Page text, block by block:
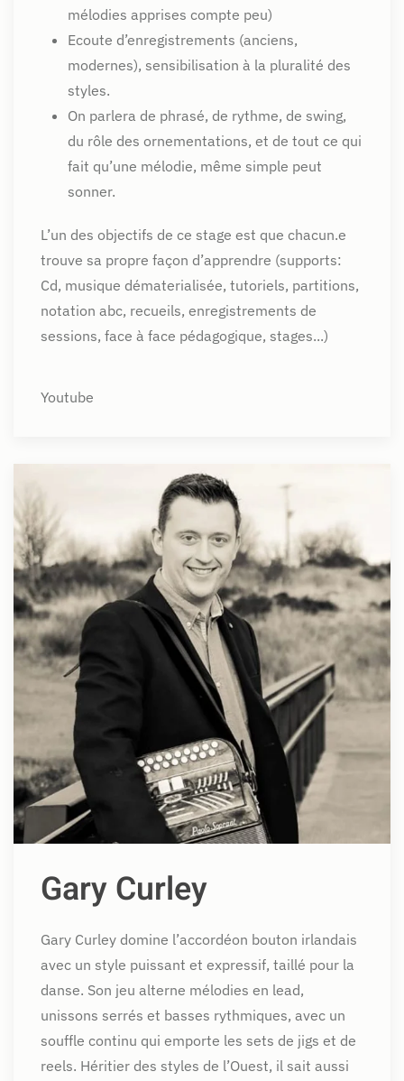
mélodies apprises compte peu)
Ecoute d’enregistrements (anciens,
modernes), sensibilisation à la pluralité des
styles.
On parlera de phrasé, de rythme, de swing,
du rôle des ornementations, et de tout ce qui
fait qu’une mélodie, même simple peut
sonner.
L’un des objectifs de ce stage est que chacun.e
trouve sa propre façon d’apprendre (supports:
Cd, musique dématerialisée, tutoriels, partitions,
notation abc, recueils, enregistrements de
sessions, face à face pédagogique, stages...)
Youtube
Gary Curley
Gary Curley domine l’accordéon bouton irlandais
avec un style puissant et expressif, taillé pour la
danse. Son jeu alterne mélodies en lead,
unissons serrés et basses rythmiques, avec un
souffle continu qui emporte les sets de jigs et de
reels. Héritier des styles de l’Ouest, il sait aussi